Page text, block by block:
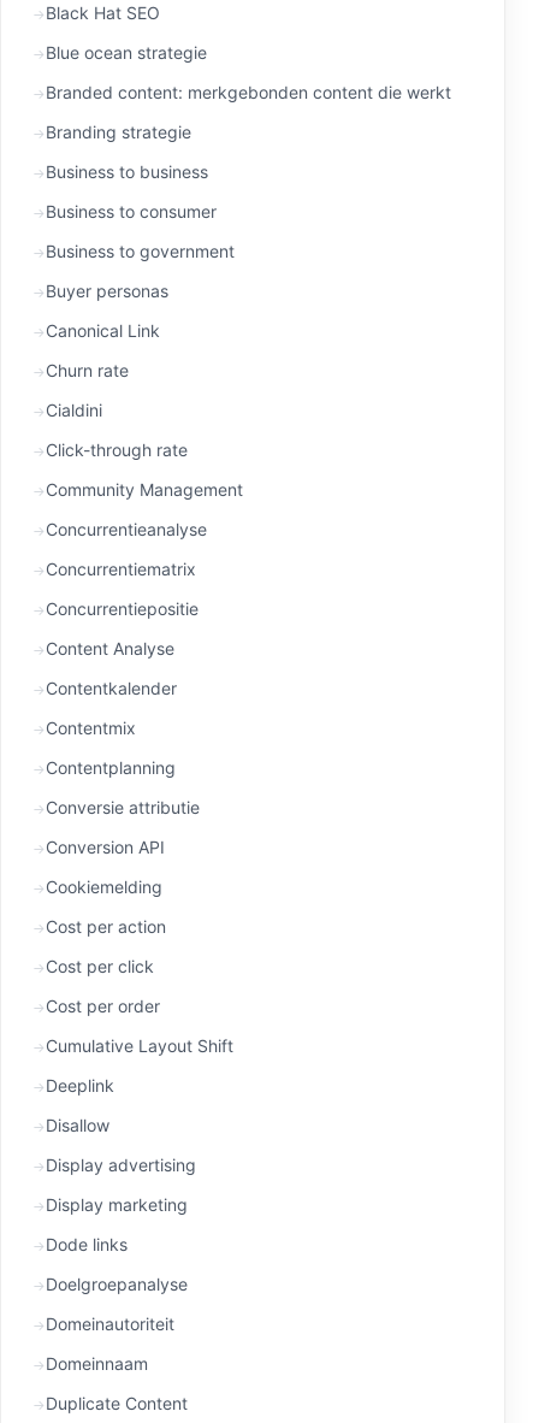
Black Hat SEO
Blue ocean strategie
Branded content: merkgebonden content die werkt
Branding strategie
Business to business
Business to consumer
Business to government
Buyer personas
Canonical Link
Churn rate
Cialdini
Click-through rate
Community Management
Concurrentieanalyse
Concurrentiematrix
Concurrentiepositie
Content Analyse
Contentkalender
Contentmix
Contentplanning
Conversie attributie
Conversion API
Cookiemelding
Cost per action
Cost per click
Cost per order
Cumulative Layout Shift
Deeplink
Disallow
Display advertising
Display marketing
Dode links
Doelgroepanalyse
Domeinautoriteit
Domeinnaam
Duplicate Content